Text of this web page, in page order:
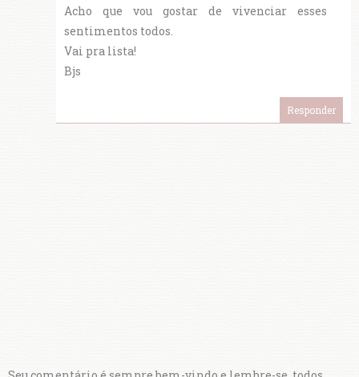
Acho que vou gostar de vivenciar esses
sentimentos todos.
Vai pra lista!
Bjs
Responder